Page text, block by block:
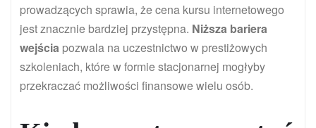
prowadzących sprawia, że cena kursu internetowego
jest znacznie bardziej przystępna. Niższa bariera
wejścia pozwala na uczestnictwo w prestiżowych
szkoleniach, które w formie stacjonarnej mogłyby
przekraczać możliwości finansowe wielu osób.